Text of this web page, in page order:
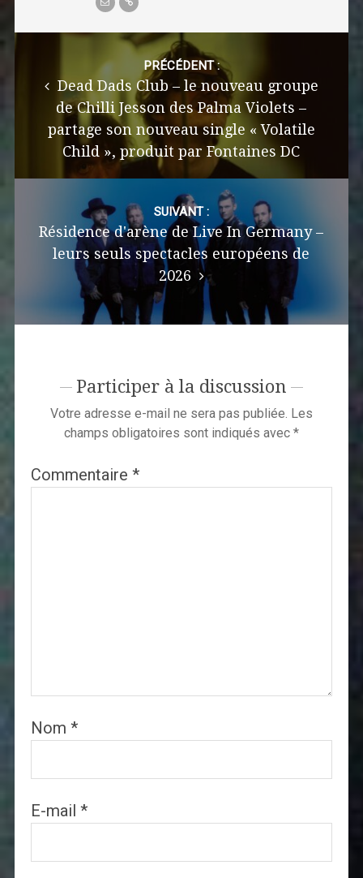
Post
PRÉCÉDENT :
Dead Dads Club – le nouveau groupe
de Chilli Jesson des Palma Violets –
partage son nouveau single « Volatile
Child », produit par Fontaines DC
SUIVANT :
Résidence d'arène de Live In Germany –
leurs seuls spectacles européens de
2026
Participer à la discussion
Votre adresse e-mail ne sera pas publiée. Les
champs obligatoires sont indiqués avec *
Commentaire *
Nom *
E-mail *